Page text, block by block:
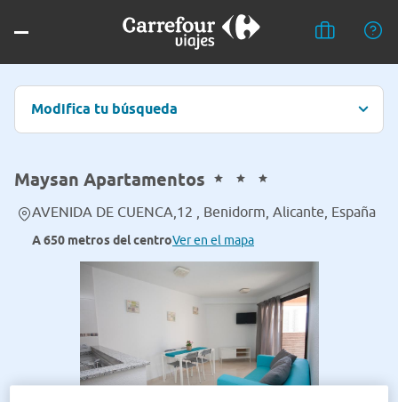
Modifica tu búsqueda
Maysan Apartamentos
AVENIDA DE CUENCA,12 , Benidorm, Alicante, España
A 650 metros del centroVer en el mapa